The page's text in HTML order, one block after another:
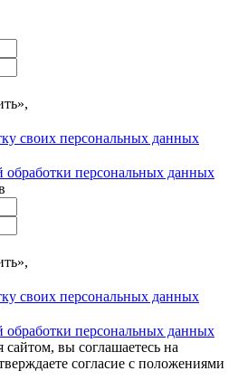
своих персональных данных
обработки персональных данных
своих персональных данных
обработки персональных данных
сайтом, вы соглашаетесь на
согласие с положениями